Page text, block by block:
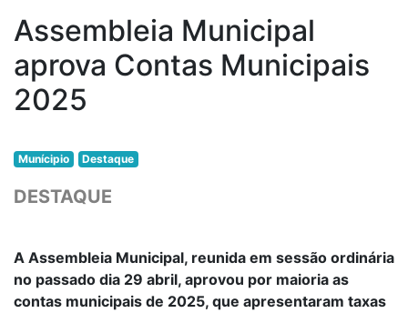
Assembleia Municipal
aprova Contas Municipais
2025
Munícipio Destaque
DESTAQUE
A Assembleia Municipal, reunida em sessão ordinária
no passado dia 29 abril, aprovou por maioria as
contas municipais de 2025, que apresentaram taxas